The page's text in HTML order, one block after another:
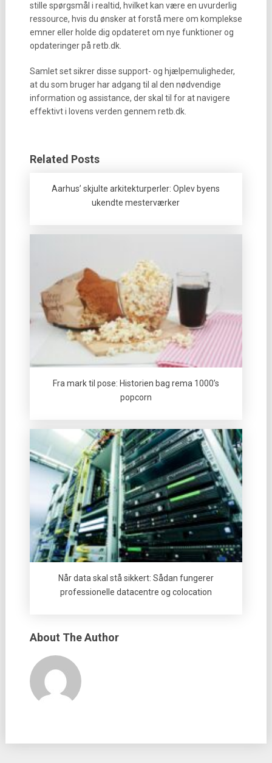
stille spørgsmål i realtid, hvilket kan være en uvurderlig
ressource, hvis du ønsker at forstå mere om komplekse
emner eller holde dig opdateret om nye funktioner og
opdateringer på retb.dk.
Samlet set sikrer disse support- og hjælpemuligheder,
at du som bruger har adgang til al den nødvendige
information og assistance, der skal til for at navigere
effektivt i lovens verden gennem retb.dk.
Related Posts
Aarhus’ skjulte arkitekturperler: Oplev byens
ukendte mesterværker
Fra mark til pose: Historien bag rema 1000’s
popcorn
Når data skal stå sikkert: Sådan fungerer
professionelle datacentre og colocation
About The Author